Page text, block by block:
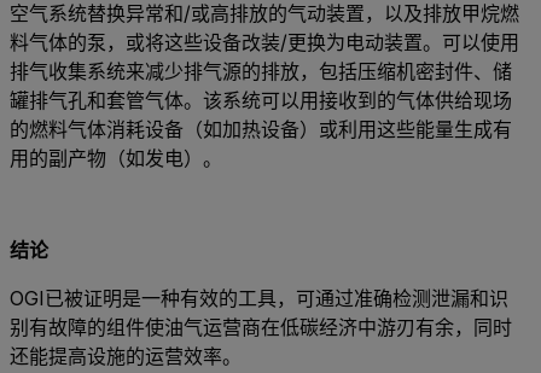
空气系统替换异常和/或高排放的气动装置，以及排放甲烷燃
料气体的泵，或将这些设备改装/更换为电动装置。可以使用
排气收集系统来减少排气源的排放，包括压缩机密封件、储
罐排气孔和套管气体。该系统可以用接收到的气体供给现场
的燃料气体消耗设备（如加热设备）或利用这些能量生成有
用的副产物（如发电）。
结论
OGI已被证明是一种有效的工具，可通过准确检测泄漏和识
别有故障的组件使油气运营商在低碳经济中游刃有余，同时
还能提高设施的运营效率。